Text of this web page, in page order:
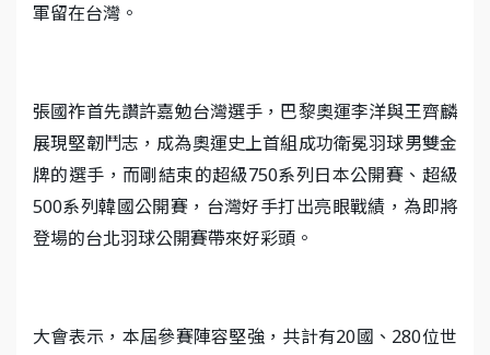
軍留在台灣。
張國祚首先讚許嘉勉台灣選手，巴黎奧運李洋與王齊麟
展現堅韌鬥志，成為奧運史上首組成功衛冕羽球男雙金
牌的選手，而剛結束的超級750系列日本公開賽、超級
500系列韓國公開賽，台灣好手打出亮眼戰績，為即將
登場的台北羽球公開賽帶來好彩頭。
大會表示，本屆參賽陣容堅強，共計有20國、280位世